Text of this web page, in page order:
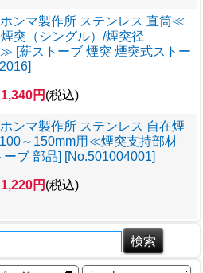
ンマ製作所 ステンレス 直筒≪
突（シングル）/煙突径
[薪ストーブ 煙突 煙突式ストー
1,340円 (税込)
ンマ製作所 ステンレス 自在煙
～150mm用≪煙突支持部材
ブ 部品] [No.501004001]
1,220円 (税込)